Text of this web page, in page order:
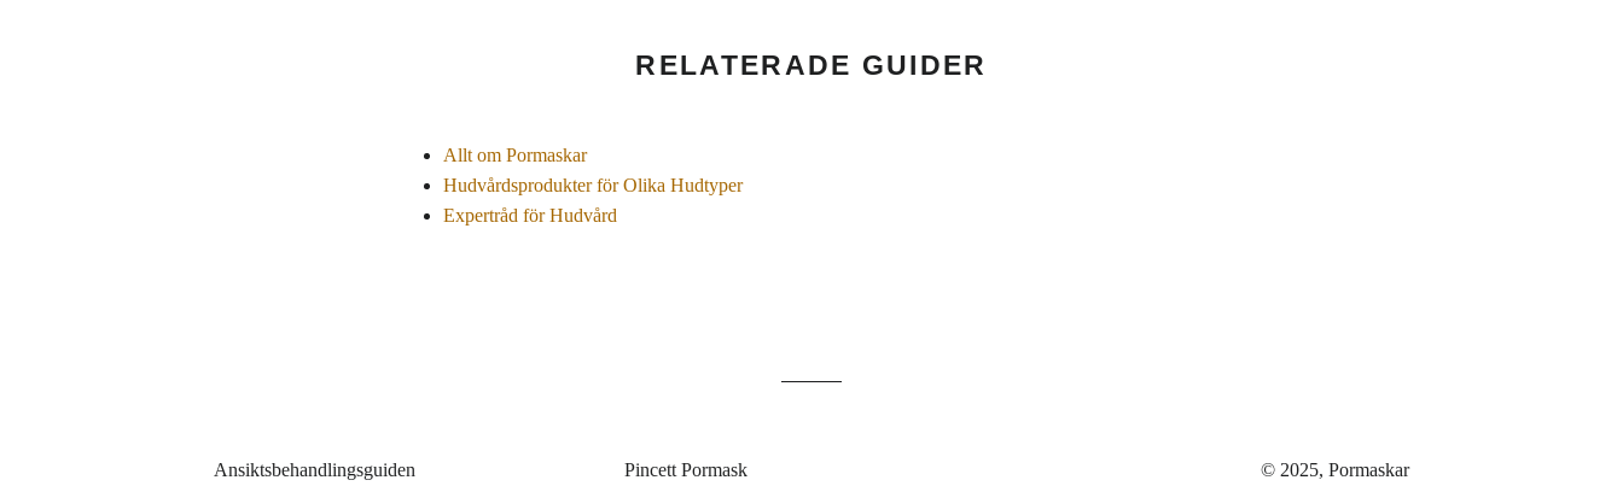
RELATERADE GUIDER
Allt om Pormaskar
Hudvårdsprodukter för Olika Hudtyper
Expertråd för Hudvård
Ansiktsbehandlingsguiden Pincett Pormask © 2025, Pormaskar